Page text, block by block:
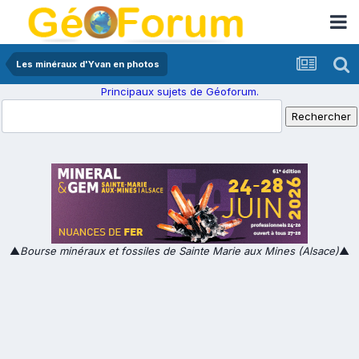
Les minéraux d'Yvan en photos
Principaux sujets de Géoforum.
▲Bourse minéraux et fossiles de Sainte Marie aux Mines (Alsace)▲